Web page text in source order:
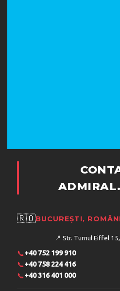
🇷🇴BUCUREȘTI,
📍 Str. Turnul Eiffel
📞+40 752 199 910
📞+40 758 224 416
📞+40 316 401 000